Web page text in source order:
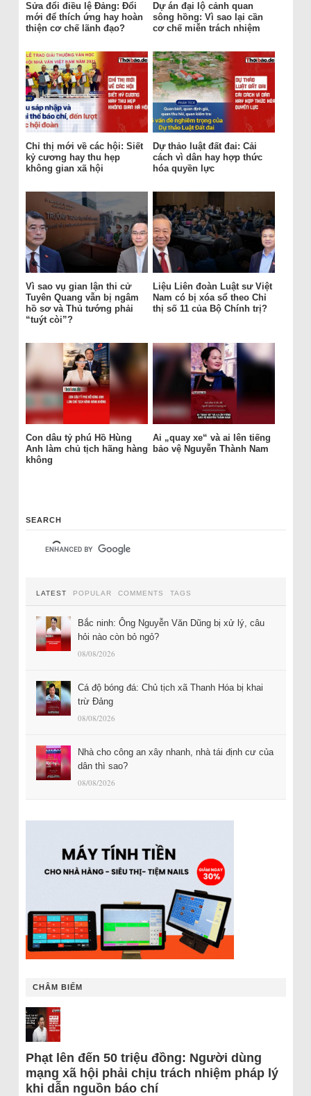
Sửa đổi điều lệ Đảng: Đổi
mới để thích ứng hay hoàn
thiện cơ chế lãnh đạo?
Dự án đại lộ cảnh quan
sông hồng: Vì sao lại cần
cơ chế miễn trách nhiệm
Chỉ thị mới về các hội: Siết
kỷ cương hay thu hẹp
không gian xã hội
Dự thảo luật đất đai: Cải
cách vì dân hay hợp thức
hóa quyền lực
Vì sao vụ gian lận thi cử
Tuyên Quang vẫn bị ngâm
hồ sơ và Thủ tướng phải
“tuýt còi”?
Liệu Liên đoàn Luật sư Việt
Nam có bị xóa sổ theo Chỉ
thị số 11 của Bộ Chính trị?
Con dâu tỷ phú Hồ Hùng
Anh làm chủ tịch hãng hàng
không
Ai „quay xe“ và ai lên tiếng
bảo vệ Nguyễn Thành Nam
SEARCH
LATEST POPULAR COMMENTS TAGS
Bắc ninh: Ông Nguyễn Văn Dũng bị xử lý, câu
hỏi nào còn bỏ ngỏ?
08/08/2026
Cá độ bóng đá: Chủ tịch xã Thanh Hóa bị khai
trừ Đảng
08/08/2026
Nhà cho công an xây nhanh, nhà tái định cư của
dân thì sao?
08/08/2026
CHÂM BIẾM
Phạt lên đến 50 triệu đồng: Người dùng
mạng xã hội phải chịu trách nhiệm pháp lý
khi dẫn nguồn báo chí